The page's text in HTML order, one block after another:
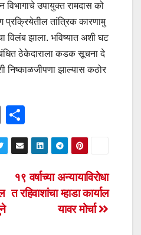
विभागाचे उपायुक्त रामदास को
प्रक्रियेतील तांत्रिक कारणामु
विलंब झाला. भविष्यात अशी घट
ठेकेदाराला कडक सूचना दे
निष्काळजीपणा झाल्यास कठोर
E
m
ail
h
ar
e
१९ वर्षाच्या अन्यायाविरोधा
त रहिवाशांचा म्हाडा कार्याल
यावर मोर्चा